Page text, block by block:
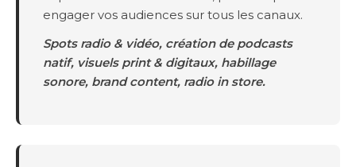
engager vos audiences sur tous les canaux.
Spots radio & vidéo, création de podcasts
natif, visuels print & digitaux, habillage
sonore, brand content, radio in store.